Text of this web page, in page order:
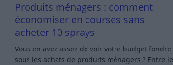
Produits ménagers : comment
économiser en courses sans
acheter 10 sprays
Vous en avez assez de voir votre budget fondre
sous les achats de produits ménagers ? Entre le